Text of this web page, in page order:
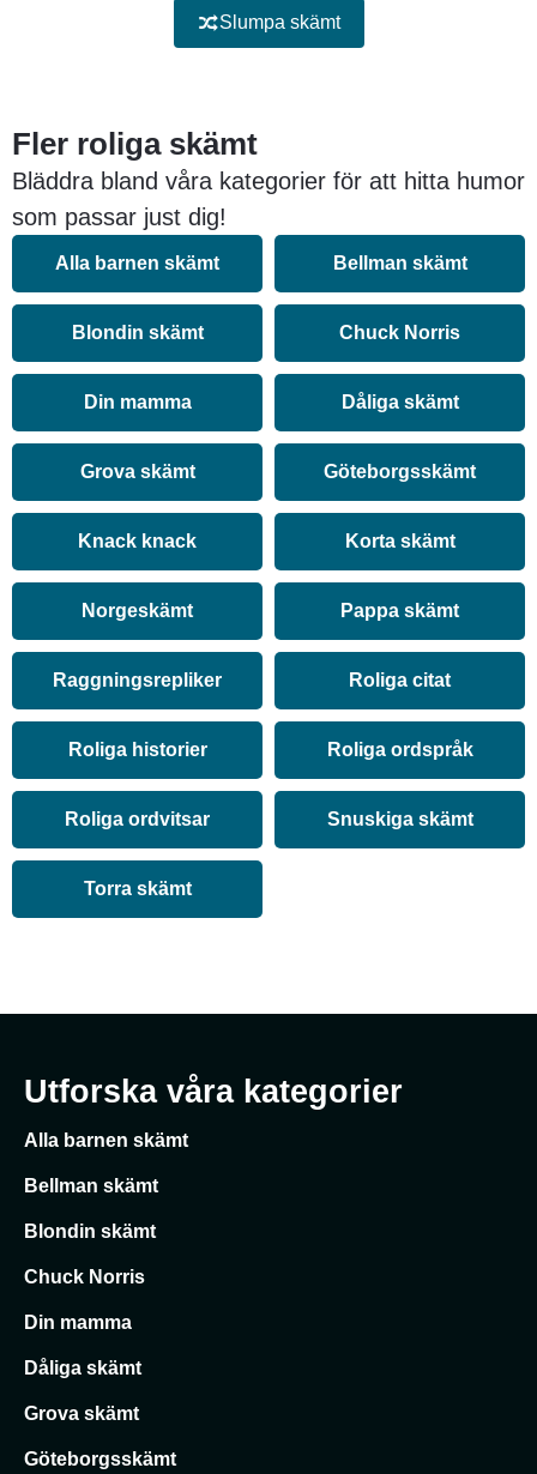
Slumpa skämt
Fler roliga skämt
Bläddra bland våra kategorier för att hitta humor
som passar just dig!
Alla barnen skämt Bellman skämt
Blondin skämt Chuck Norris
Din mamma Dåliga skämt
Grova skämt Göteborgsskämt
Knack knack Korta skämt
Norgeskämt Pappa skämt
Raggningsrepliker Roliga citat
Roliga historier Roliga ordspråk
Roliga ordvitsar Snuskiga skämt
Torra skämt
Utforska våra kategorier
Alla barnen skämt
Bellman skämt
Blondin skämt
Chuck Norris
Din mamma
Dåliga skämt
Grova skämt
Göteborgsskämt